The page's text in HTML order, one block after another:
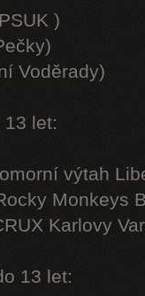
)
Voděrady)
let:
výtah
Monkeys
Karlovy
13 let: